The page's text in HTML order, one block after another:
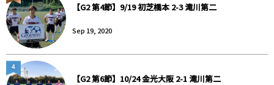
【G2 第4節】9/19 初芝橋本 2-3 滝川第二
Sep 19, 2020
【G2 第6節】10/24 金光大阪 2-1 滝川第二
4